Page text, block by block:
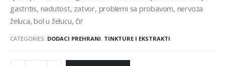
gastritis, nadutost, zatvor, problemi sa probavom, nervoza
želuca, bol u želucu, čir
CATEGORIES: DODACI PREHRANI, TINKTURE I EKSTRAKTI